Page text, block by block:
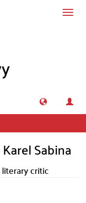
Sabina
literary critic